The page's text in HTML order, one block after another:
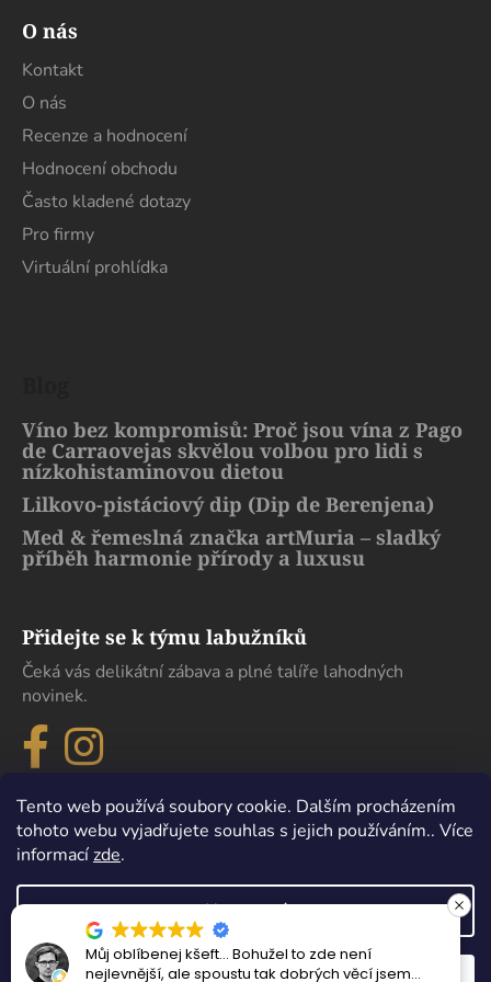
Tento web používá soubory cookie. Dalším procházením
tohoto webu vyjadřujete souhlas s jejich používáním.. Více
informacízde.
Nastavení
O nás
Kontakt
O nás
Recenze a hodnocení
Hodnocení obchodu
Často kladené dotazy
Pro firmy
Virtuální prohlídka
Víno bez kompromisů: Proč jsou vína z Pago
de Carraovejas skvělou volbou pro lidi s
nízkohistaminovou dietou
Lilkovo-pistáciový dip (Dip de Berenjena)
Med & řemeslná značka artMuria – sladký
příběh harmonie přírody a luxusu
Přidejte se k týmu labužníků
Čeká vás delikátní zábava a plné talíře lahodných
novinek.
Vytvořil Shoptet
Můj oblíbenej kšeft… Bohužel to zde není
nejlevnější, ale spoustu tak dobrých věcí jsem